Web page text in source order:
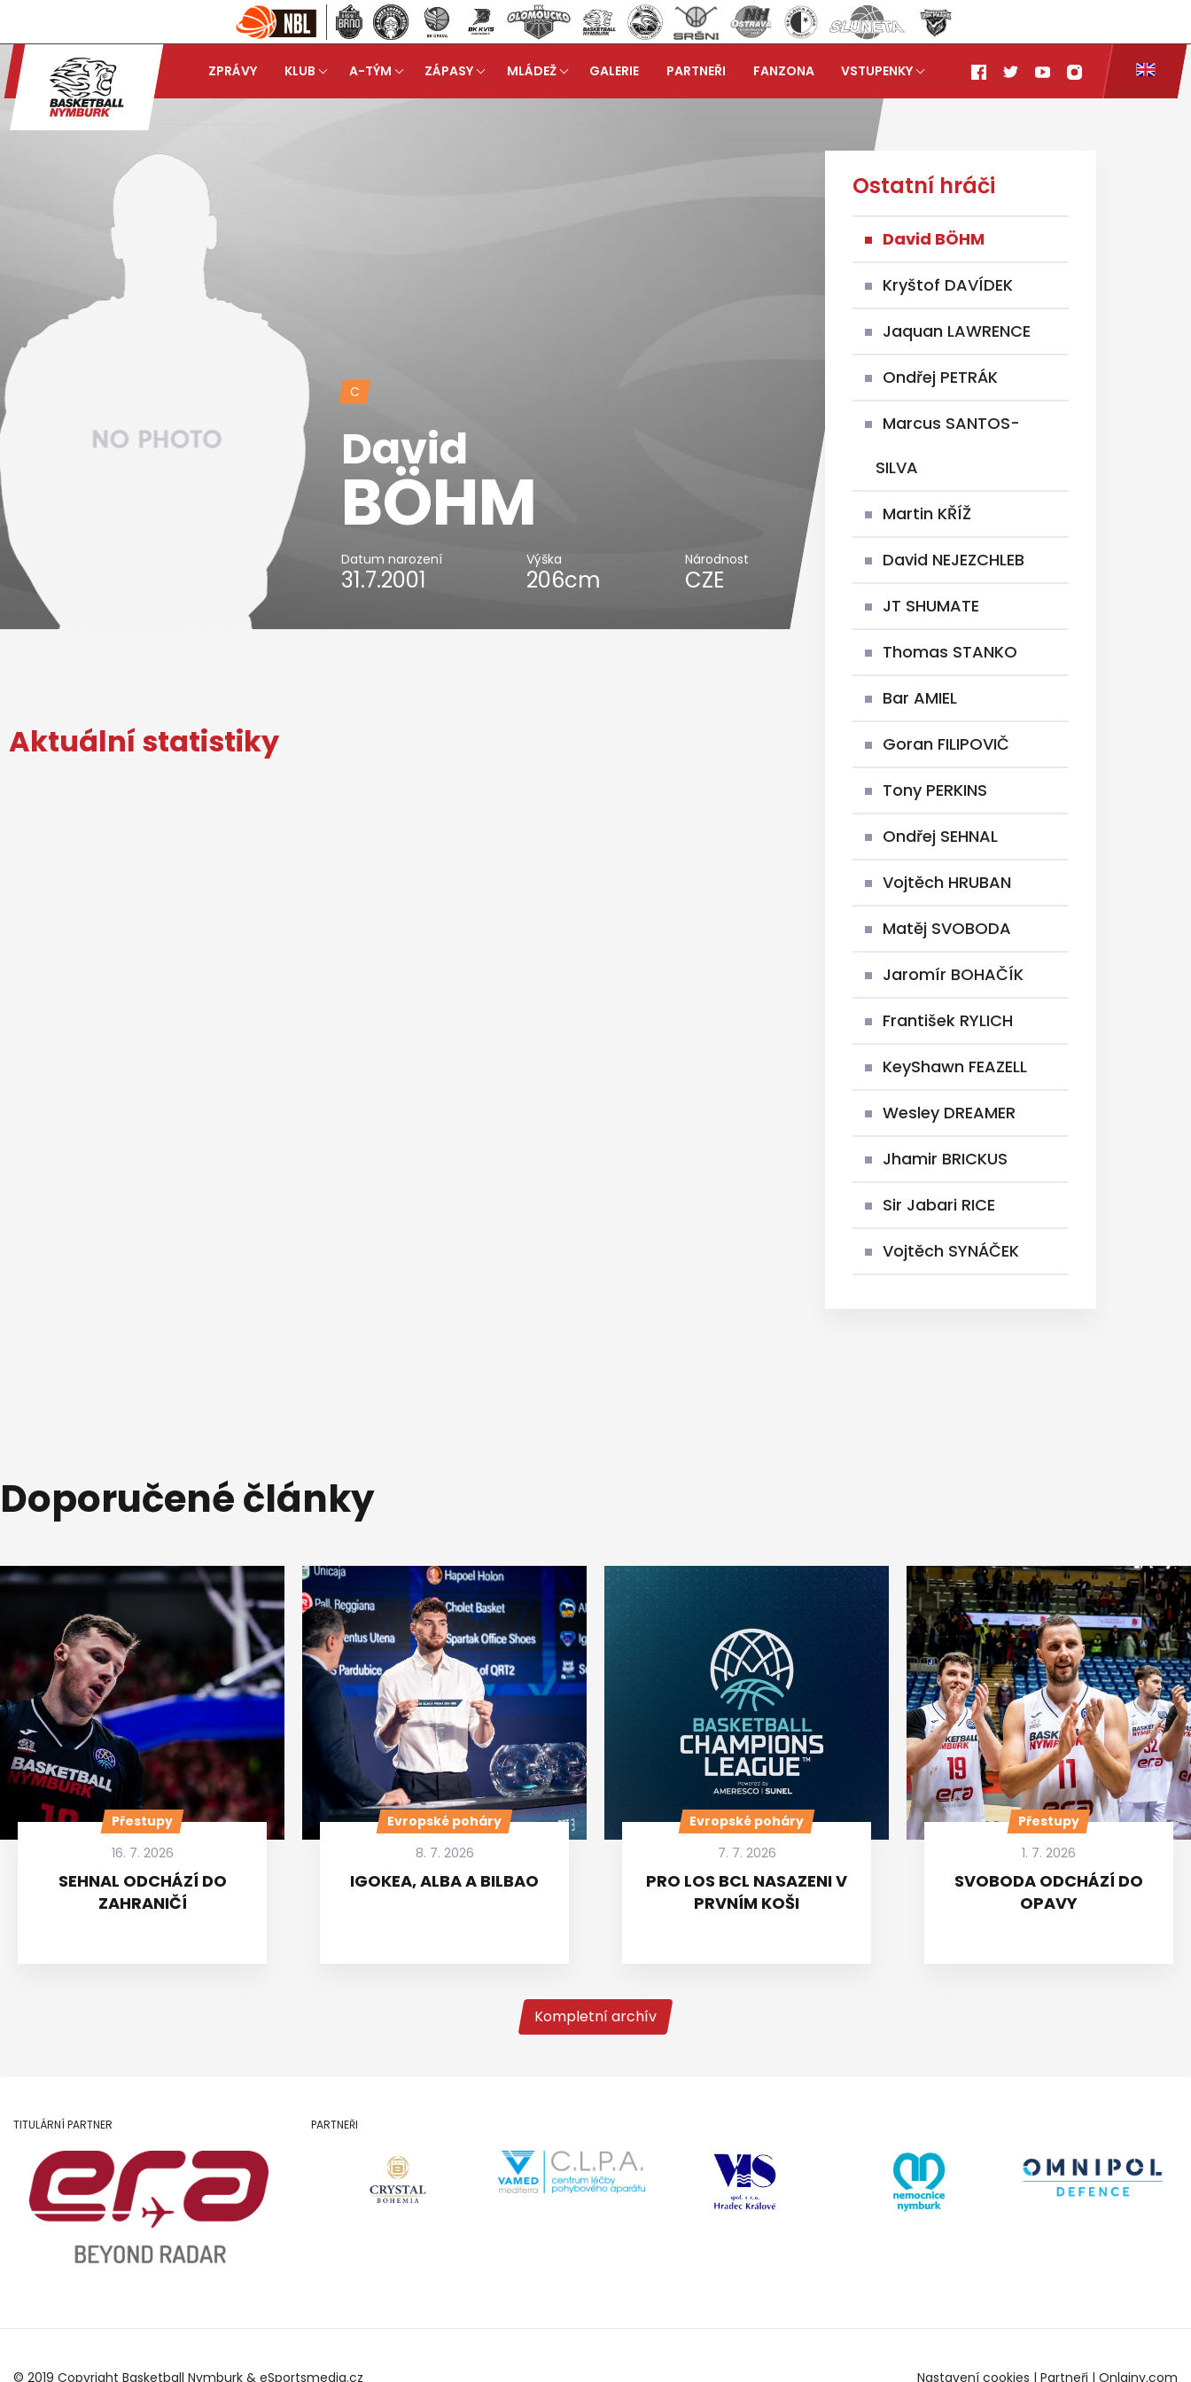
ZPRÁVY KLUB A-TÝM ZÁPASY MLÁDEŽ GALERIE PARTNEŘI FANZONA VSTUPENKY
C
David
BÖHM
Datum narození
31.7.2001
Výška
206cm
Národnost
CZE
Aktuální statistiky
Ostatní hráči
David BÖHM
Kryštof DAVÍDEK
Jaquan LAWRENCE
Ondřej PETRÁK
Marcus SANTOS-
SILVA
Martin KŘÍŽ
David NEJEZCHLEB
JT SHUMATE
Thomas STANKO
Bar AMIEL
Goran FILIPOVIČ
Tony PERKINS
Ondřej SEHNAL
Vojtěch HRUBAN
Matěj SVOBODA
Jaromír BOHAČÍK
František RYLICH
KeyShawn FEAZELL
Wesley DREAMER
Jhamir BRICKUS
Sir Jabari RICE
Vojtěch SYNÁČEK
Doporučené články
Přestupy
16. 7. 2026
SEHNAL ODCHÁZÍ DO
ZAHRANIČÍ
Evropské poháry
8. 7. 2026
IGOKEA, ALBA A BILBAO
Evropské poháry
7. 7. 2026
PRO LOS BCL NASAZENI V
PRVNÍM KOŠI
Přestupy
1. 7. 2026
SVOBODA ODCHÁZÍ DO
OPAVY
Kompletní archív
TITULÁRNÍ PARTNER PARTNEŘI
© 2019 Copyright Basketball Nymburk & eSportsmedia.cz Nastavení cookies | Partneři | Onlajny.com